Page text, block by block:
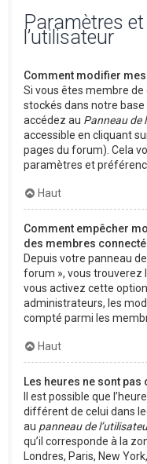
Paramètres
l’utilisateur
Comment modifier
Si vous êtes membre
stockés dans notre
accédez au Panneau de
accessible en cliquant
pages du forum). Cela
paramètres et
Haut
Comment empêcher
des membres
Depuis votre panneau
forum », vous trouverez
vous activez cette
administrateurs, les
compté parmi les
Haut
Les heures ne sont pas
Il est possible que
différent de celui dans
au panneau de
qu’il corresponde à la
Londres, Paris, New